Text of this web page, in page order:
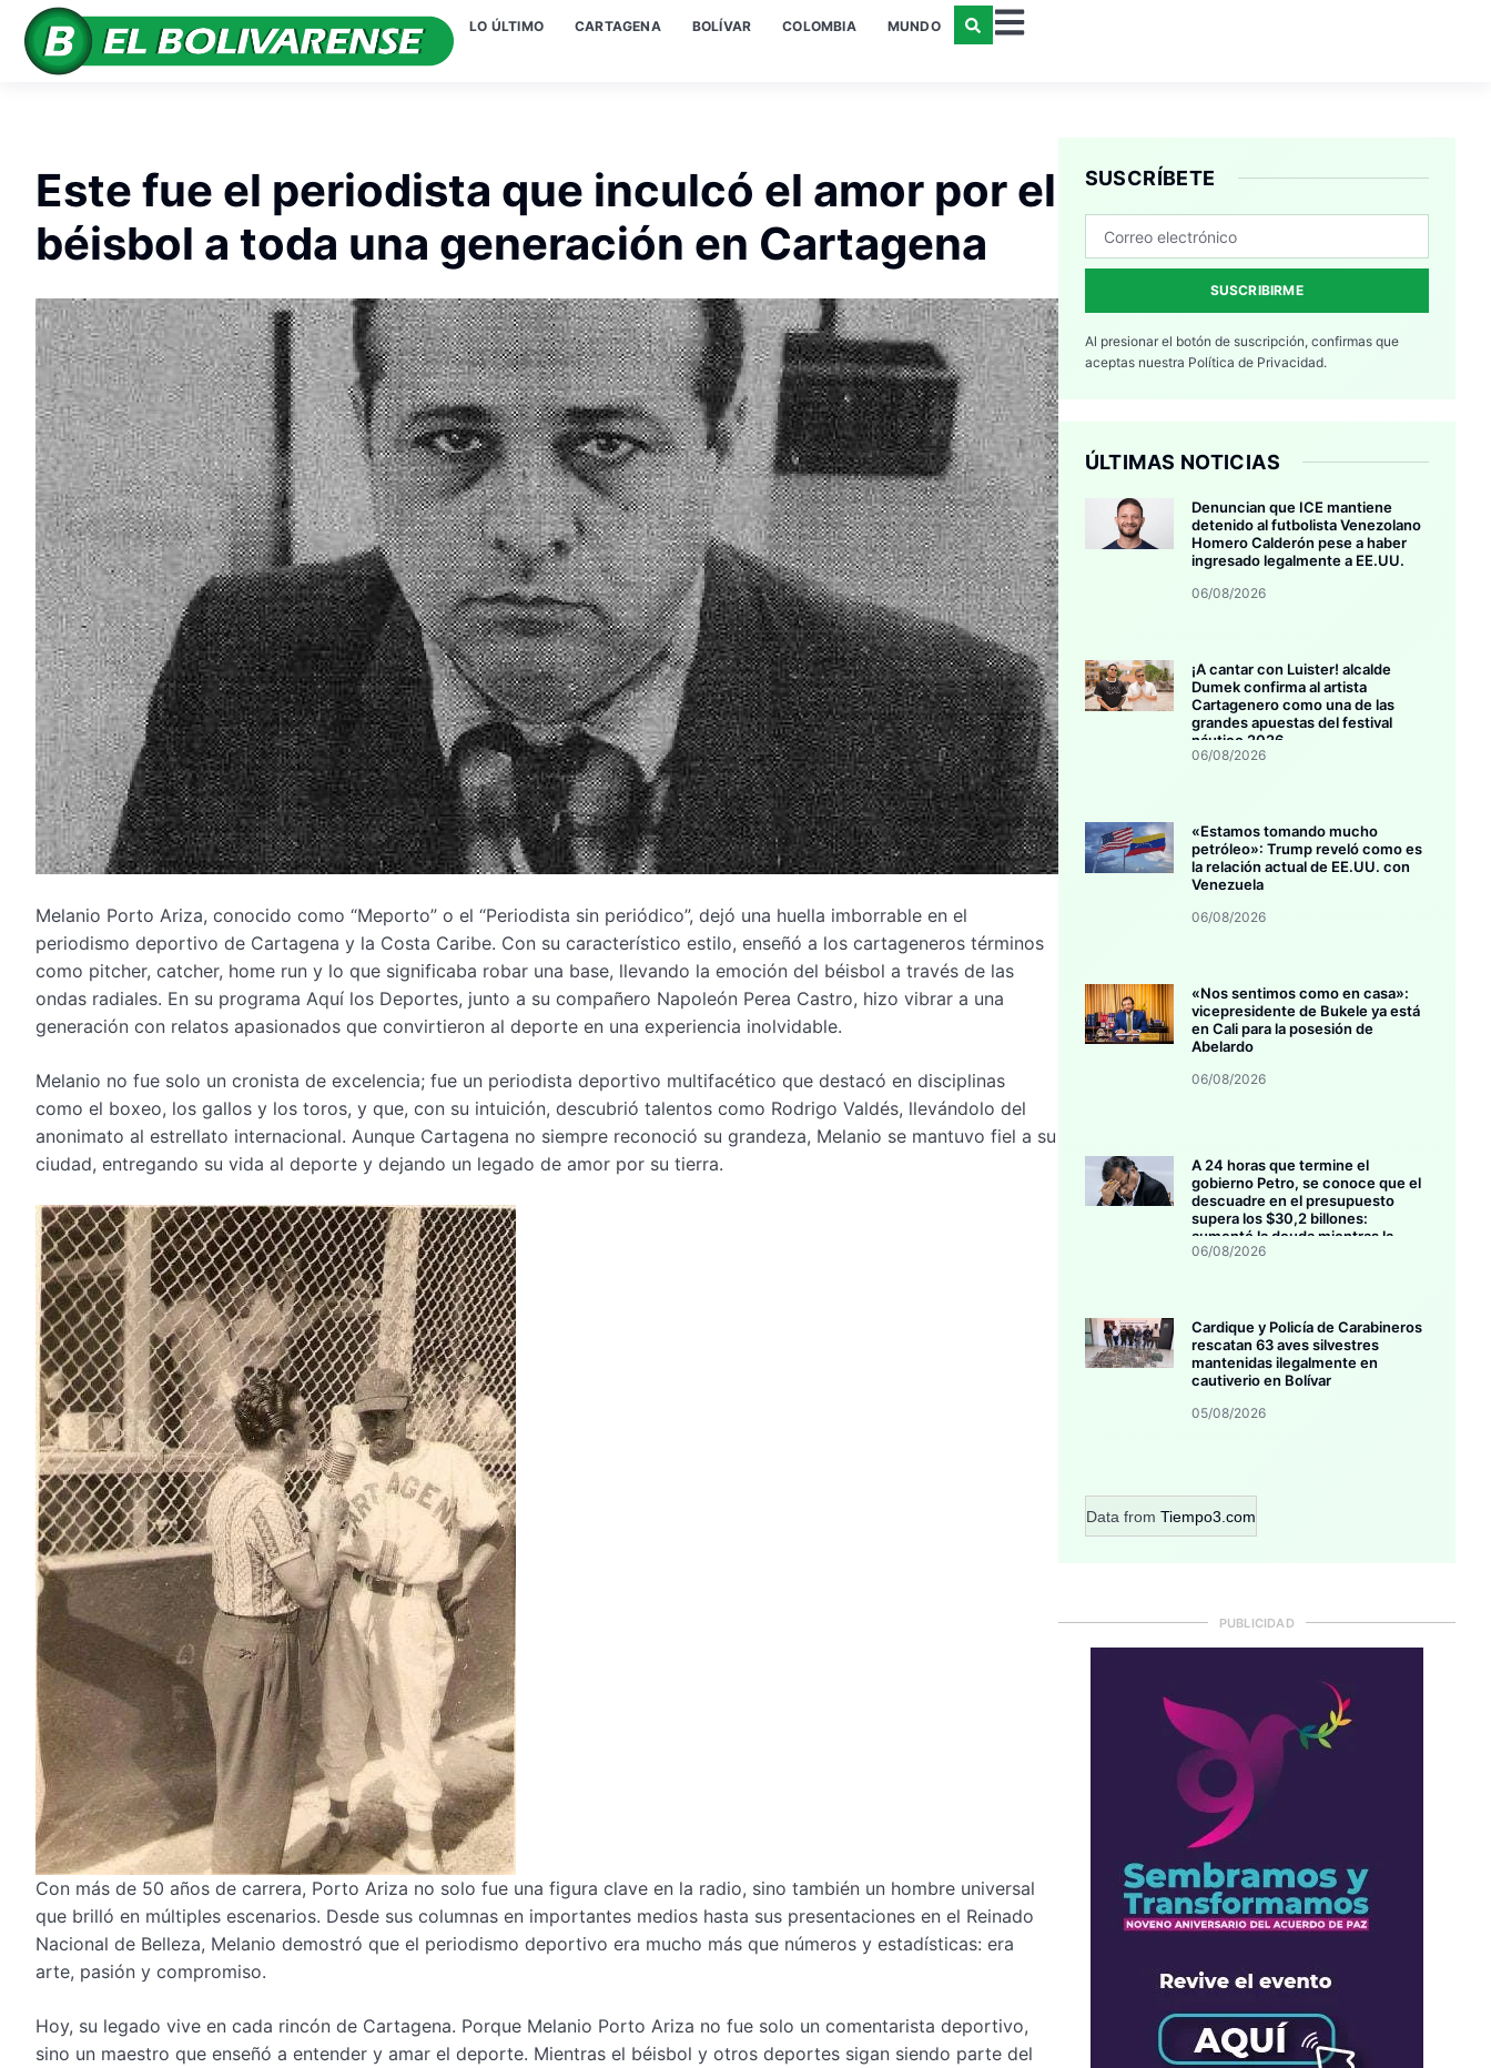
LO ÚLTIMO CARTAGENA BOLÍVAR COLOMBIA MUNDO
Este fue el periodista que inculcó el amor por el
béisbol a toda una generación en Cartagena
Melanio Porto Ariza, conocido como “Meporto” o el “Periodista sin periódico”, dejó una huella imborrable en el
periodismo deportivo de Cartagena y la Costa Caribe. Con su característico estilo, enseñó a los cartageneros términos
como pitcher, catcher, home run y lo que significaba robar una base, llevando la emoción del béisbol a través de las
ondas radiales. En su programa Aquí los Deportes, junto a su compañero Napoleón Perea Castro, hizo vibrar a una
generación con relatos apasionados que convirtieron al deporte en una experiencia inolvidable.
Melanio no fue solo un cronista de excelencia; fue un periodista deportivo multifacético que destacó en disciplinas
como el boxeo, los gallos y los toros, y que, con su intuición, descubrió talentos como Rodrigo Valdés, llevándolo del
anonimato al estrellato internacional. Aunque Cartagena no siempre reconoció su grandeza, Melanio se mantuvo fiel a su
ciudad, entregando su vida al deporte y dejando un legado de amor por su tierra.
Con más de 50 años de carrera, Porto Ariza no solo fue una figura clave en la radio, sino también un hombre universal
que brilló en múltiples escenarios. Desde sus columnas en importantes medios hasta sus presentaciones en el Reinado
Nacional de Belleza, Melanio demostró que el periodismo deportivo era mucho más que números y estadísticas: era
arte, pasión y compromiso.
Hoy, su legado vive en cada rincón de Cartagena. Porque Melanio Porto Ariza no fue solo un comentarista deportivo,
sino un maestro que enseñó a entender y amar el deporte. Mientras el béisbol y otros deportes sigan siendo parte del
SUSCRÍBETE
SUSCRIBIRME
Al presionar el botón de suscripción, confirmas que
aceptas nuestra Política de Privacidad.
ÚLTIMAS NOTICIAS
Denuncian que ICE mantiene
detenido al futbolista Venezolano
Homero Calderón pese a haber
ingresado legalmente a EE.UU.
06/08/2026
¡A cantar con Luister! alcalde
Dumek confirma al artista
Cartagenero como una de las
grandes apuestas del festival
náutico 2026
06/08/2026
«Estamos tomando mucho
petróleo»: Trump reveló como es
la relación actual de EE.UU. con
Venezuela
06/08/2026
«Nos sentimos como en casa»:
vicepresidente de Bukele ya está
en Cali para la posesión de
Abelardo
06/08/2026
A 24 horas que termine el
gobierno Petro, se conoce que el
descuadre en el presupuesto
supera los $30,2 billones:
aumentó la deuda mientras la
inversión se estanca
06/08/2026
Cardique y Policía de Carabineros
rescatan 63 aves silvestres
mantenidas ilegalmente en
cautiverio en Bolívar
05/08/2026
Data from Tiempo3.com
PUBLICIDAD